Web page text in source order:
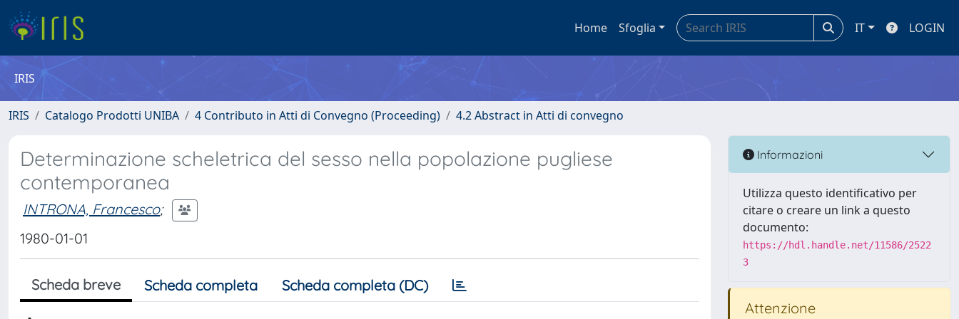
Home Sfoglia IT LOGIN
IRIS
IRIS Catalogo Prodotti UNIBA 4 Contributo in Atti di Convegno (Proceeding) 4.2 Abstract in Atti di convegno
Determinazione scheletrica del sesso nella popolazione pugliese
contemporanea
INTRONA, Francesco;
1980-01-01
Scheda breve Scheda completa Scheda completa (DC)
Informazioni
Utilizza questo identificativo per
citare o creare un link a questo
documento:
https://hdl.handle.net/11586/2522
3
Attenzione